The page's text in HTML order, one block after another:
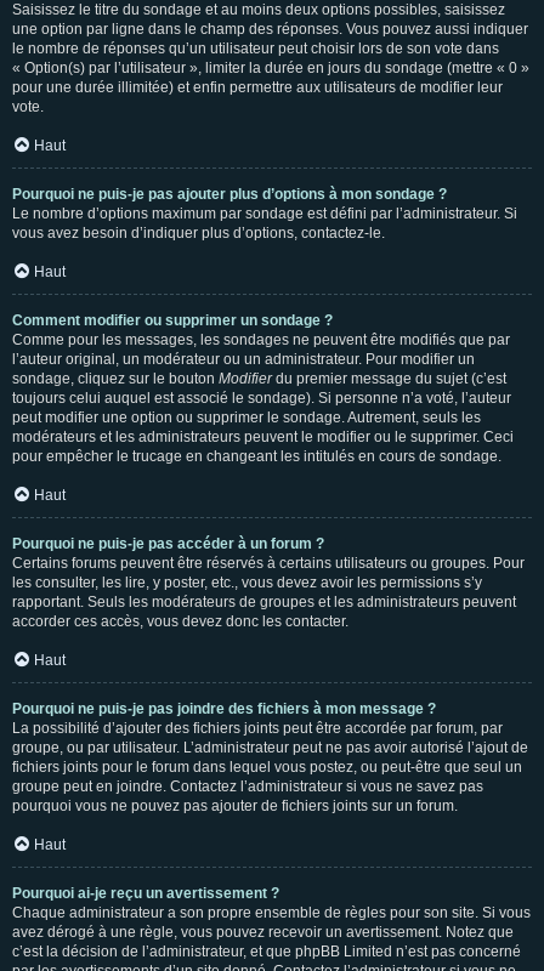
Saisissez le titre du sondage et au moins deux options possibles, saisissez
une option par ligne dans le champ des réponses. Vous pouvez aussi indiquer
le nombre de réponses qu’un utilisateur peut choisir lors de son vote dans
« Option(s) par l’utilisateur », limiter la durée en jours du sondage (mettre « 0 »
pour une durée illimitée) et enfin permettre aux utilisateurs de modifier leur
vote.
Haut
Pourquoi ne puis-je pas ajouter plus d’options à mon sondage ?
Le nombre d’options maximum par sondage est défini par l’administrateur. Si
vous avez besoin d’indiquer plus d’options, contactez-le.
Haut
Comment modifier ou supprimer un sondage ?
Comme pour les messages, les sondages ne peuvent être modifiés que par
l’auteur original, un modérateur ou un administrateur. Pour modifier un
sondage, cliquez sur le bouton Modifierdu premier message du sujet (c’est
toujours celui auquel est associé le sondage). Si personne n’a voté, l’auteur
peut modifier une option ou supprimer le sondage. Autrement, seuls les
modérateurs et les administrateurs peuvent le modifier ou le supprimer. Ceci
pour empêcher le trucage en changeant les intitulés en cours de sondage.
Haut
Pourquoi ne puis-je pas accéder à un forum ?
Certains forums peuvent être réservés à certains utilisateurs ou groupes. Pour
les consulter, les lire, y poster, etc., vous devez avoir les permissions s’y
rapportant. Seuls les modérateurs de groupes et les administrateurs peuvent
accorder ces accès, vous devez donc les contacter.
Haut
Pourquoi ne puis-je pas joindre des fichiers à mon message ?
La possibilité d’ajouter des fichiers joints peut être accordée par forum, par
groupe, ou par utilisateur. L’administrateur peut ne pas avoir autorisé l’ajout de
fichiers joints pour le forum dans lequel vous postez, ou peut-être que seul un
groupe peut en joindre. Contactez l’administrateur si vous ne savez pas
pourquoi vous ne pouvez pas ajouter de fichiers joints sur un forum.
Haut
Pourquoi ai-je reçu un avertissement ?
Chaque administrateur a son propre ensemble de règles pour son site. Si vous
avez dérogé à une règle, vous pouvez recevoir un avertissement. Notez que
c’est la décision de l’administrateur, et que phpBB Limited n’est pas concerné